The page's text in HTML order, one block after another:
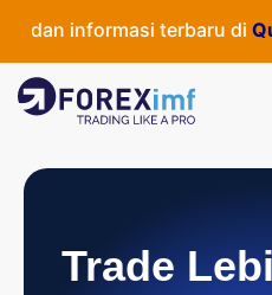
informasi terbaru di
Trade